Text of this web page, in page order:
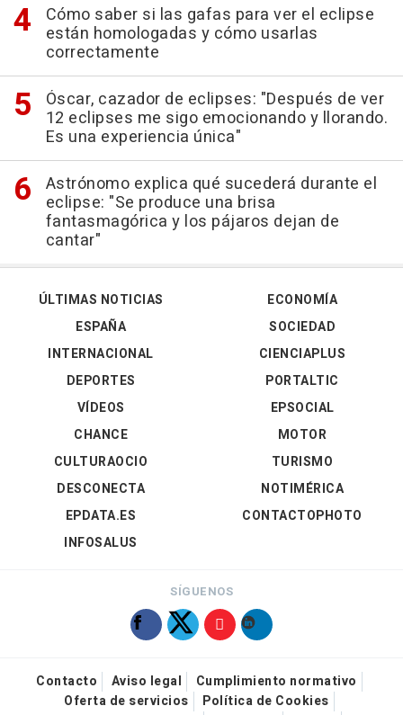
Cómo saber si las gafas para ver el eclipse
están homologadas y cómo usarlas
correctamente
Óscar, cazador de eclipses: "Después de ver
12 eclipses me sigo emocionando y llorando.
Es una experiencia única"
Astrónomo explica qué sucederá durante el
eclipse: "Se produce una brisa
fantasmagórica y los pájaros dejan de
cantar"
ÚLTIMAS NOTICIAS
ESPAÑA
INTERNACIONAL
DEPORTES
VÍDEOS
ECONOMÍA
SOCIEDAD
CIENCIAPLUS
PORTALTIC
EPSOCIAL
CHANCE
CULTURAOCIO
DESCONECTA
EPDATA.ES
INFOSALUS
MOTOR
TURISMO
NOTIMÉRICA
CONTACTOPHOTO
SÍGUENOS
Contacto Aviso legal
Cumplimiento normativo
Oferta de servicios
Política de Cookies